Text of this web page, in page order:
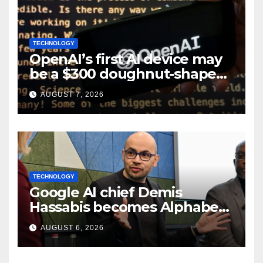
TECHNOLOGY
OpenAI’s first AI device may
be a $300 doughnut-shaped
smart speaker: Report
AUGUST 7, 2026
TECHNOLOGY
Google AI chief Demis
Hassabis becomes Alphabet
chief scientist in leadership
shakeup
AUGUST 6, 2026